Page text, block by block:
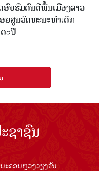
ອົບຮົມດົນຕີພື້ນເມືອງລາວ
ຍສູນວັດທະນະທຳເດັກ
ະປື
າຊົນ
ະຄອນຫຼວງວຽງຈັນ